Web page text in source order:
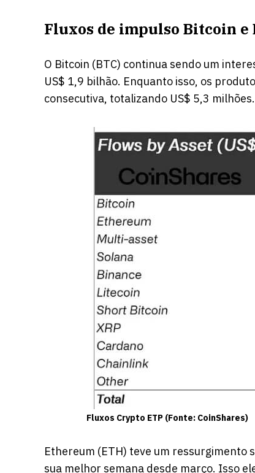
Fluxos de impulso Bitcoin e
O Bitcoin (BTC) continua sendo um
US$ 1,9 bilhão. Enquanto isso, os
consecutiva, totalizando US$ 5,3 milhões.
Fluxos Crypto ETP (Fonte: CoinShares)
Ethereum (ETH) teve um ressurgimento
sua melhor semana desde março. Isso